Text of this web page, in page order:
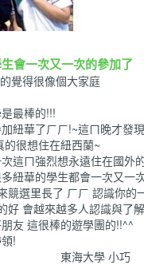
會一次又一次的參加了
覺得很像個大家庭
最棒的!!!
紐華了ㄏㄏ!~這ㄇ晚才發
很想住在紐西蘭~
這ㄇ強烈想永遠住在國外
紐華的學生都會一次又一
競選里長了 ㄏㄏ 認識你的
好 會越來越多人認識與了
友 這很棒的遊學團的!!^^
!
學 小巧